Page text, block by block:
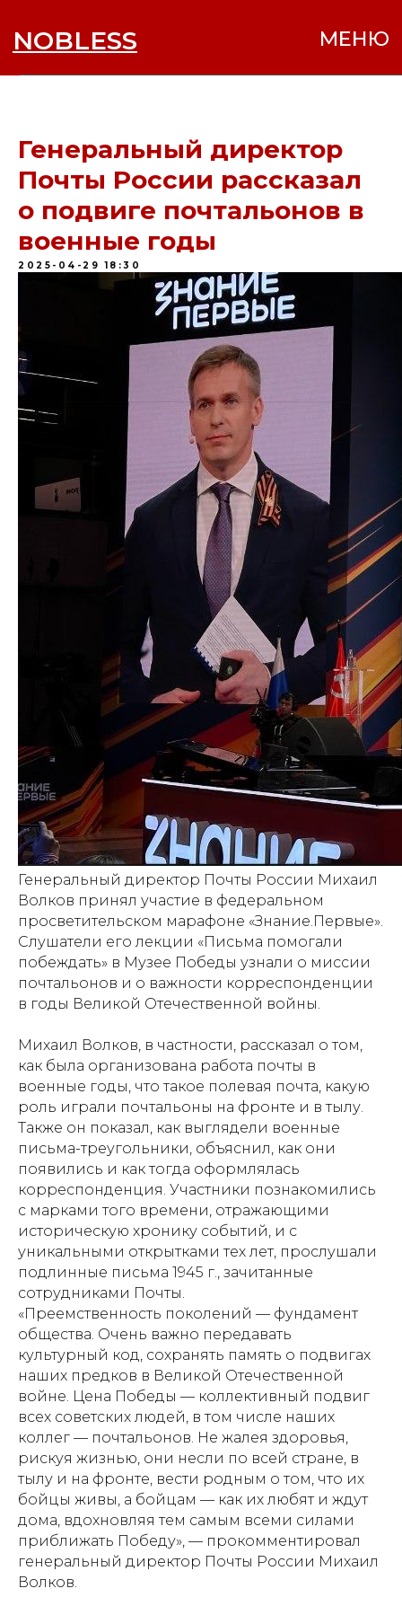
NOBLESS
Генеральный директор
Почты России рассказал
о подвиге почтальонов в
военные годы
2025-04-29 18:30
Генеральный директор Почты России Михаил
Волков принял участие в федеральном
просветительском марафоне «Знание.Первые».
Слушатели его лекции «Письма помогали
побеждать» в Музее Победы узнали о миссии
почтальонов и о важности корреспонденции
в годы Великой Отечественной войны.
Михаил Волков, в частности, рассказал о том,
как была организована работа почты в
военные годы, что такое полевая почта, какую
роль играли почтальоны на фронте и в тылу.
Также он показал, как выглядели военные
письма-треугольники, объяснил, как они
появились и как тогда оформлялась
корреспонденция. Участники познакомились
с марками того времени, отражающими
историческую хронику событий, и с
уникальными открытками тех лет, прослушали
подлинные письма 1945 г., зачитанные
сотрудниками Почты.
«Преемственность поколений — фундамент
общества. Очень важно передавать
культурный код, сохранять память о подвигах
наших предков в Великой Отечественной
войне. Цена Победы — коллективный подвиг
всех советских людей, в том числе наших
коллег — почтальонов. Не жалея здоровья,
рискуя жизнью, они несли по всей стране, в
тылу и на фронте, вести родным о том, что их
бойцы живы, а бойцам — как их любят и ждут
дома, вдохновляя тем самым всеми силами
приближать Победу», — прокомментировал
генеральный директор Почты России Михаил
Волков.